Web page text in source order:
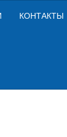
КОНТАКТЫ